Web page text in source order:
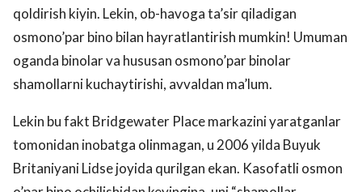
qoldirish kiyin. Lekin, ob-havoga ta’sir qiladigan
osmono’par bino bilan hayratlantirish mumkin! Umuman
oganda binolar va hususan osmono’par binolar
shamollarni kuchaytirishi, avvaldan ma’lum.
Lekin bu fakt Bridgewater Place markazini yaratganlar
tomonidan inobatga olinmagan, u 2006 yilda Buyuk
Britaniyani Lidse joyida qurilgan ekan. Kasofatli osmon